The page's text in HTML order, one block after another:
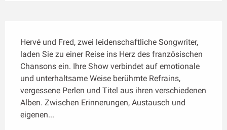
Hervé und Fred, zwei leidenschaftliche Songwriter,
laden Sie zu einer Reise ins Herz des französischen
Chansons ein. Ihre Show verbindet auf emotionale
und unterhaltsame Weise berühmte Refrains,
vergessene Perlen und Titel aus ihren verschiedenen
Alben. Zwischen Erinnerungen, Austausch und
eigenen...